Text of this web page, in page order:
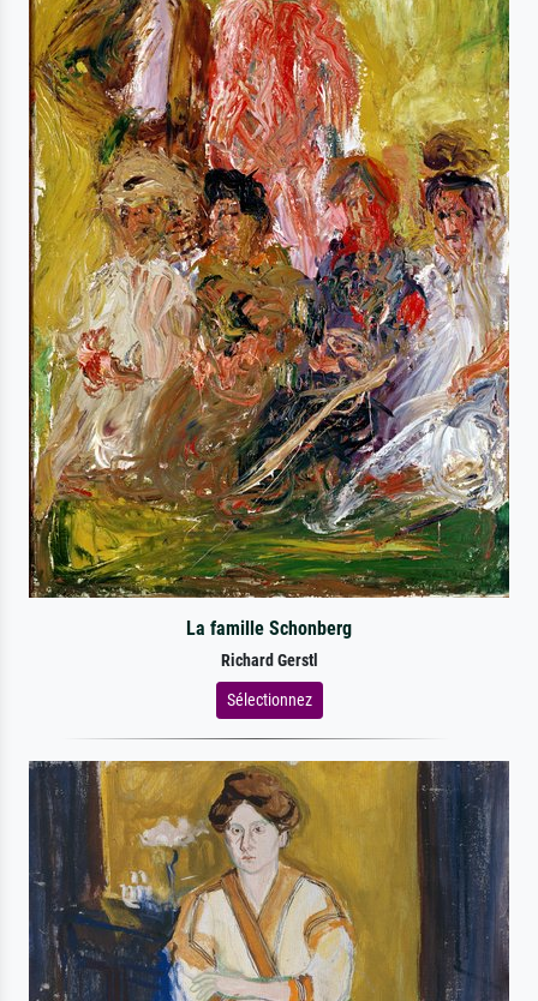
La famille Schonberg
Richard Gerstl
Sélectionnez